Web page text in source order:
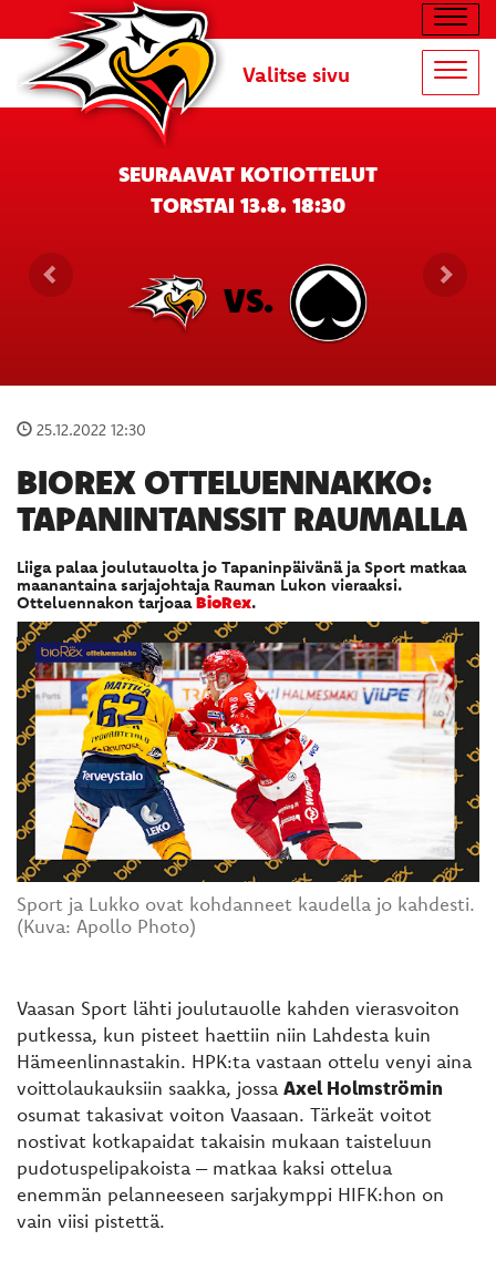
Valitse sivu
SEURAAVAT KOTIOTTELUT
TORSTAI 13.8. 18:30
VS.
25.12.2022 12:30
BIOREX OTTELUENNAKKO:
TAPANINTANSSIT RAUMALLA
Liiga palaa joulutauolta jo Tapaninpäivänä ja Sport matkaa
maanantaina sarjajohtaja Rauman Lukon vieraaksi.
Otteluennakon tarjoaaBioRex.
Sport ja Lukko ovat kohdanneet kaudella jo kahdesti.
(Kuva: Apollo Photo)
Vaasan Sport lähti joulutauolle kahden vierasvoiton
putkessa, kun pisteet haettiin niin Lahdesta kuin
Hämeenlinnastakin. HPK:ta vastaan ottelu venyi aina
voittolaukauksiin saakka, jossa Axel Holmströmin
osumat takasivat voiton Vaasaan. Tärkeät voitot
nostivat kotkapaidat takaisin mukaan taisteluun
pudotuspelipakoista – matkaa kaksi ottelua
enemmän pelanneeseen sarjakymppi HIFK:hon on
vain viisi pistettä.